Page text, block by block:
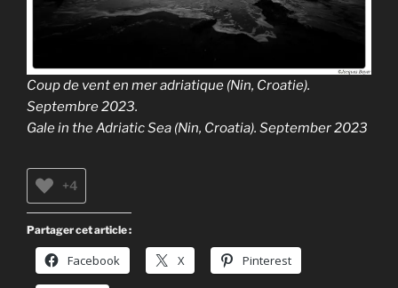
Coup de vent en mer adriatique (Nin, Croatie).
Septembre 2023.
Gale in the Adriatic Sea (Nin, Croatia). September 2023
+4
Partager cet article :
Facebook X Pinterest